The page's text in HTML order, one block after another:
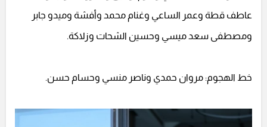
عاطف قطة وعمر الساعي وغنام محمد وأفشة وميدو جابر
ومصطفى سعد ميسي وحسين الشحات وزلاكة.
خط الهجوم: مروان حمدي وناصر منسي وحسام حسن.